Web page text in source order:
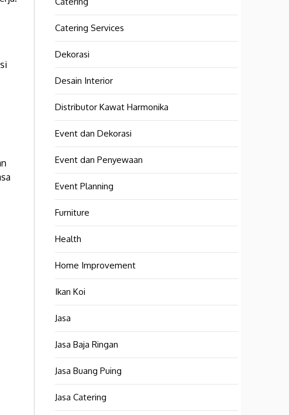
Catering Services
Dekorasi
Desain Interior
Distributor Kawat Harmonika
Event dan Dekorasi
Event dan Penyewaan
Event Planning
Furniture
Health
Home Improvement
Ikan Koi
Jasa
Jasa Baja Ringan
Jasa Buang Puing
Jasa Catering